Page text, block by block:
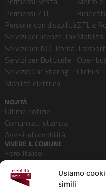
Usiamo
simili
Permessi ZTL
Persone con disabilità
Servizi per licenze Taxi
Servizi per NCC Roma
Servizi per Botticelle
Servizio Car Sharing
Mobilità elettrica
ZTL a
Mobilità
Open
ClicBus
NOVITÀ
Ultime notizie
Comunicati stampa
Avvisi infomobilità
VIVERE IL COMUNE
Foro Italico
Pedonalizzazioni
Aeroporti